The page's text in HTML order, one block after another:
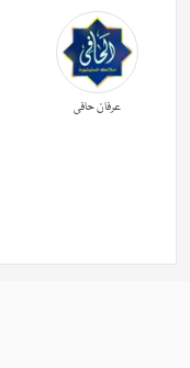
عرفان حافی